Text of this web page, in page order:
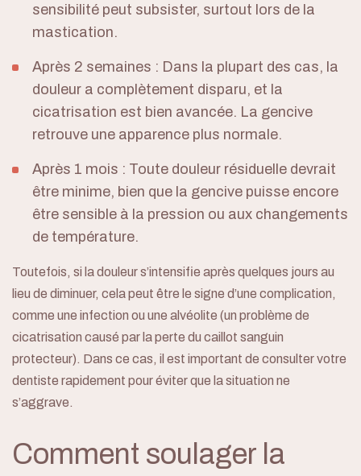
sensibilité peut subsister, surtout lors de la
mastication.
Après 2 semaines : Dans la plupart des cas, la
douleur a complètement disparu, et la
cicatrisation est bien avancée. La gencive
retrouve une apparence plus normale.
Après 1 mois : Toute douleur résiduelle devrait
être minime, bien que la gencive puisse encore
être sensible à la pression ou aux changements
de température.
Toutefois, si la douleur s’intensifie après quelques jours au
lieu de diminuer, cela peut être le signe d’une complication,
comme une infection ou une alvéolite (un problème de
cicatrisation causé par la perte du caillot sanguin
protecteur). Dans ce cas, il est important de consulter votre
dentiste rapidement pour éviter que la situation ne
s’aggrave.
Comment soulager la